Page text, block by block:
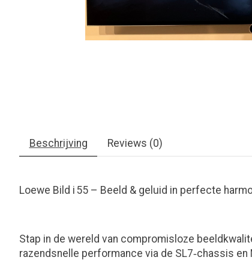
Beschrijving Reviews (0)
Loewe Bild i 55 – Beeld & geluid in perfecte
Stap in de wereld van compromisloze
razendsnelle performance via de SL7‑chassis